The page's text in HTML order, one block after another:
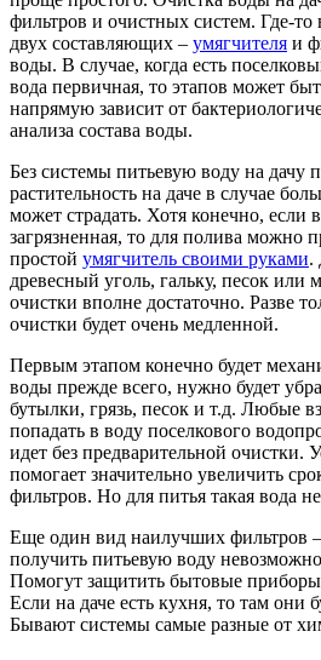
фильтров и очистных систем. Где-
двух составляющих – умягчителя и
воды. В случае, когда есть
вода первичная, то этапов может
напрямую зависит от
анализа состава воды.
Без системы питьевую воду на дачу
растительность на даче в случае
может страдать. Хотя конечно, если
загрязненная, то для полива можно
простой умягчитель своими руками.
древесный уголь, гальку, песок
очистки вполне достаточно. Разве
очистки будет очень медленной.
Первым этапом конечно будет
воды прежде всего, нужно будет
бутылки, грязь, песок и т.д. Любые
попадать в воду поселкового
идет без предварительной очистки.
помогает значительно увеличить
фильтров. Но для питья такая вода
Еще один вид наилучших фильтров
получить питьевую воду
Помогут защитить бытовые
Если на даче есть кухня, то там они
Бывают системы самые разные от